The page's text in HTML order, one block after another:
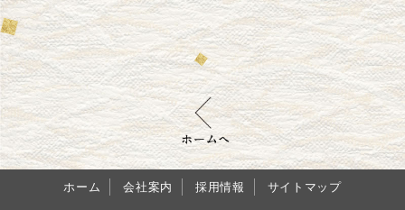
ホーム 会社案内 採用情報 サイトマップ